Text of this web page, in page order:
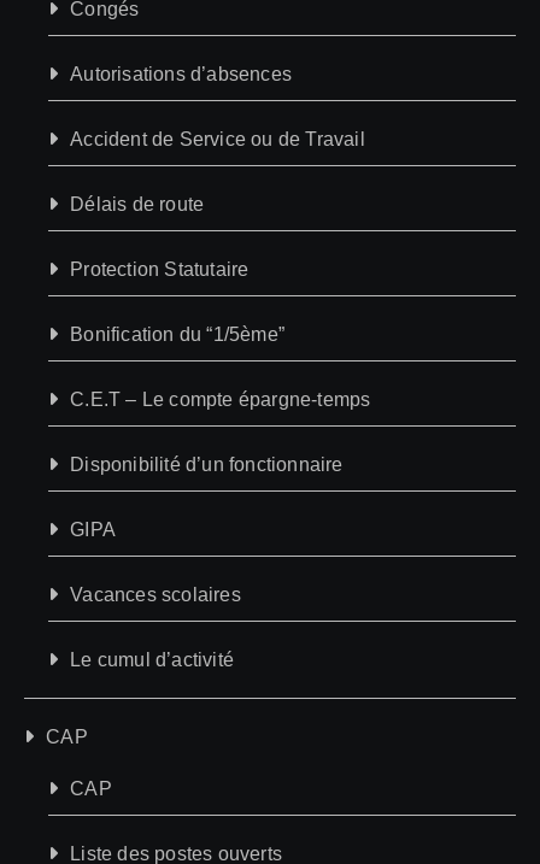
Congés
Autorisations d’absences
Accident de Service ou de Travail
Délais de route
Protection Statutaire
Bonification du “1/5ème”
C.E.T – Le compte épargne-temps
Disponibilité d’un fonctionnaire
GIPA
Vacances scolaires
Le cumul d’activité
CAP
CAP
Liste des postes ouverts